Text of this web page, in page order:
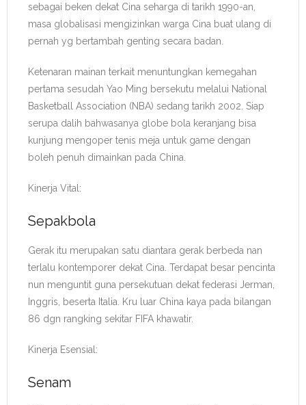
sebagai beken dekat Cina seharga di tarikh 1990-an,
masa globalisasi mengizinkan warga Cina buat ulang di
pernah yg bertambah genting secara badan.
Ketenaran mainan terkait menuntungkan kemegahan
pertama sesudah Yao Ming bersekutu melalui National
Basketball Association (NBA) sedang tarikh 2002. Siap
serupa dalih bahwasanya globe bola keranjang bisa
kunjung mengoper tenis meja untuk game dengan
boleh penuh dimainkan pada China.
Kinerja Vital:
Sepakbola
Gerak itu merupakan satu diantara gerak berbeda nan
terlalu kontemporer dekat Cina. Terdapat besar pencinta
nun menguntit guna persekutuan dekat federasi Jerman,
Inggris, beserta Italia. Kru luar China kaya pada bilangan
86 dgn rangking sekitar FIFA khawatir.
Kinerja Esensial:
Senam